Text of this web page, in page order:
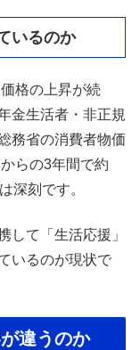
いるのか
格の上昇が続
金生活者・非正規
務省の消費者物価
らの3年間で約
深刻です。
して「生活応援」
いるのが現状で
違うのか